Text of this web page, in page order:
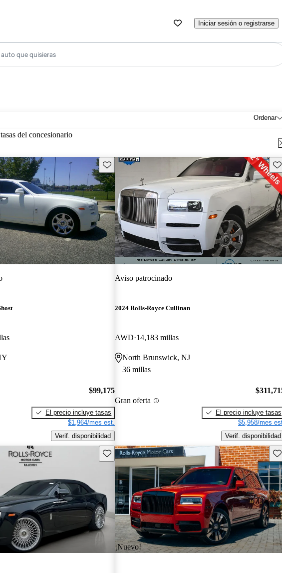
Iniciar sesión o registrarse
auto que quisieras
Ordenar
del concesionario
Guarda este Aviso
$99,175
El precio incluye tasas
$1,964/mes est.
Verif. disponibilidad
Aviso patrocinado
2024 Rolls-Royce Cullinan
AWD 14,183 millas
North Brunswick, NJ
36 millas
Gran oferta
El precio incluye tasas
$5,958/mes
Verif. disponibilidad
Guarda este Aviso
¡Nuevo!